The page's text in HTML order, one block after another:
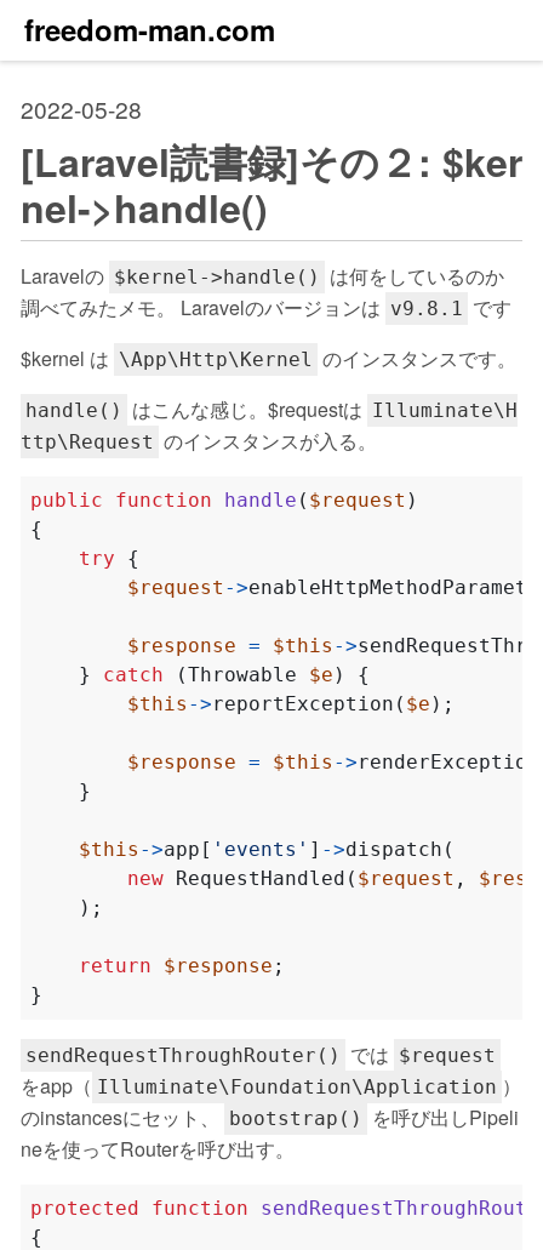
freedom-man.com
2022-05-28
[Laravel読書録]その２: $ker
nel->handle()
Laravelの $kernel->handle()
は何をしているのか
調べてみたメモ。 Laravelのバージョンは v9.8.1
です
$kernel は \App\Http\Kernel のインスタンスです。
handle() はこんな感じ。$requestは Illuminate\H
ttp\Request のインスタンスが入る。
public function handle ( $request )
{
try
{
$request ->
$response = $this ->
}
catch (Throwable $e )
{
$this ->reportException ( $e );
$response = $this ->renderException
}
$this ->app [ 'events' ] ->dispatch (
new RequestHandled ( $request ,
);
return $response ;
}
sendRequestThroughRouter() では $request
をapp（ Illuminate\Foundation\Application ）
のinstancesにセット、
bootstrap()
を呼び出しPipeli
neを使ってRouterを呼び出す。
protected function
{